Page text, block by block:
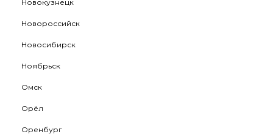
Новокузнецк
Новороссийск
Новосибирск
Ноябрьск
Омск
Орёл
Оренбург